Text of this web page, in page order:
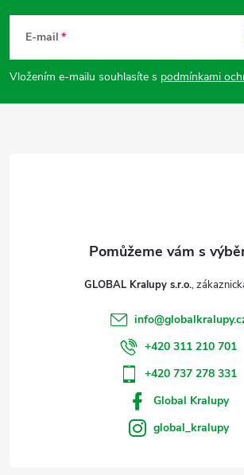
p
a
E-mail
Vložením e-mailu souhlasíte s podmínkami
GLOBAL Kralupy s.r.o.
info@
+420 311 210 701
+420 737 278 331
Global Kralupy
global_kralupy